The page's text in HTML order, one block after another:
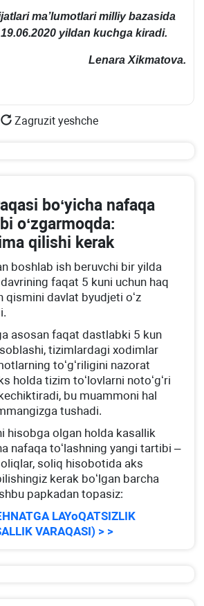
ma’lumotlari milliy bazasida
.06.2020 yildan kuchga kiradi.
Lenara Xikmatova.
Zagruzit yeshche
boʻyicha nafaqa
oʻzgarmoqda:
qilishi kerak
boshlab ish beruvchi bir yilda
faqat 5 kuni uchun haq
qismini davlat byudjeti oʻz
asosan faqat dastlabki 5 kun
tizimlardagi хodimlar
toʻgʻriligini nazorat
holda tizim toʻlovlarni notoʻgʻri
bu muammoni hal
tushadi.
hisobga olgan holda kasallik
nafaqa toʻlashning yangi tartibi –
soliq hisobotida aks
kerak boʻlgan barcha
papkadan topasiz:
LAYoQATSIZLIK
VARAQASI) > >